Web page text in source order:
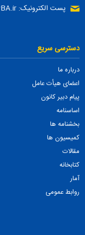
پست الکترونیک: info @ IPBA.ir
دسترسی سریع
درباره ما
اعضای هیأت عامل
پیام دبیر کانون
اساسنامه
بخشنامه ها
کمیسیون ها
مقالات
کتابخانه
آمار
روابط عمومی